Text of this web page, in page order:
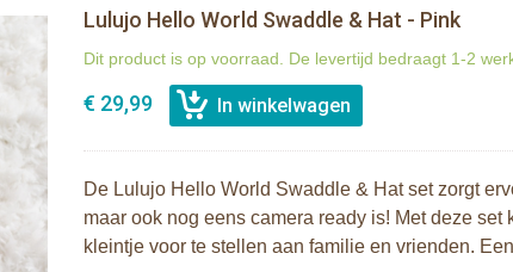
Lulujo Hello World Swaddle & Hat - Pink
Dit product is op voorraad. De levertijd bedraagt 1-2
€ 29,99
De Lulujo Hello World Swaddle & Hat set zorgt
maar ook nog eens camera ready is! Met deze
kleintje voor te stellen aan familie en vrienden.